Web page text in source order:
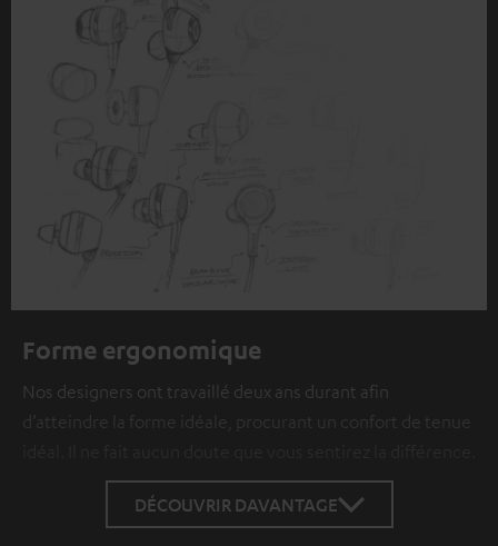
Vous en apprendrez davantage dans notre
politique de confidentialité
Forme ergonomique
Nos designers ont travaillé deux ans durant afin
d’atteindre la forme idéale, procurant un confort de tenue
DÉCOUVRIR DAVANTAGE